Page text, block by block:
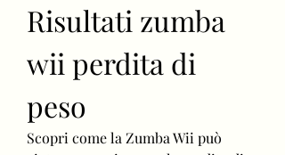
Risultati zumba
wii perdita di
peso
Scopri come la Zumba Wii può